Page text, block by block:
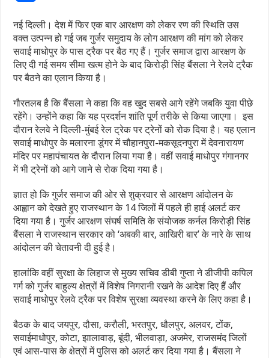
नई दिल्ली। देश में फिर एक बार आरक्षण को लेकर रण की स्थिति उस
वक्त उत्पन्न हो गई जब गुर्जर समुदाय के लोग आरक्षण की मांग को लेकर
सवाई माधोपुर के पास ट्रैक पर बैठ गए हैं। गुर्जर समाज द्वारा आरक्षण के
लिए दी गई समय सीमा खत्म होने के बाद किरोड़ी सिंह बैंसला ने रेलवे ट्रैक
पर बैठने का एलान किया है।
गौरतलब है कि बैंसला ने कहा कि वह खुद सबसे आगे रहेंगे जबकि युवा पीछे
रहेंगे। उन्होंने कहा कि यह प्रदर्शन शांति पूर्ण तरीके से किया जाएगा। इस
दौरान रेलवे ने दिल्ली-मुंबई रेल ट्रेक पर ट्रेनों को रोक दिया है। यह एलान
सवाई माधोपुर के मलारना डूंगर में चौहानपुरा-मकसूदनपुरा में देवनारायण
मंदिर पर महापंचायत के दौरान लिया गया है। वहीं सवाई माधोपुर गंगानगर
में भी ट्रेनों को आगे जाने से रोक दिया गया है।
ज्ञात हो कि गुर्जर समाज की ओर से शुक्रवार से आरक्षण आंदोलन के
आह्वान को देखते हुए राजस्थान के 14 जिलों में पहले ही हाई अलर्ट कर
दिया गया है। गुर्जर आरक्षण संघर्ष समिति के संयोजक कर्नल किरोड़ी सिंह
बैंसला ने राजस्थान सरकार को ‘अबकी बार, आखिरी बार’ के नारे के साथ
आंदोलन की चेतावनी दी हुई है।
हालांकि वहीं सुरक्षा के लिहाज से मुख्य सचिव डीबी गुप्ता ने डीजीपी कपिल
गर्ग को गुर्जर बाहुल्य क्षेत्रों में विशेष निगरानी रखने के आदेश दिए हैं और
सवाई माधोपुर रेलवे ट्रैक पर विशेष सुरक्षा व्यवस्था करने के लिए कहा है।
बैठक के बाद जयपुर, दौसा, करौली, भरतपुर, धौलपुर, अलवर, टोंक,
सवाईमाधोपुर, कोटा, झालावाड़, बूंदी, भीलवाड़ा, अजमेर, राजसमंद जिलों
एवं आस-पास के क्षेत्रों में पुलिस को अलर्ट कर दिया गया है। बैंसला ने